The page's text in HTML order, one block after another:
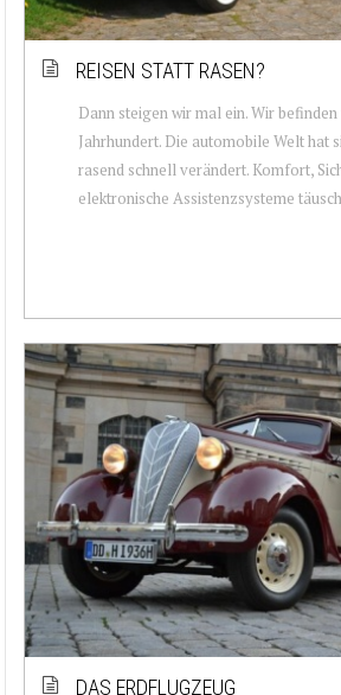
REISEN STATT RASEN?
Dann steigen wir mal ein. Wir befinden
Jahrhundert. Die automobile Welt hat
rasend schnell verändert. Komfort,
elektronische Assistenzsysteme
DAS ERDFLUGZEUG